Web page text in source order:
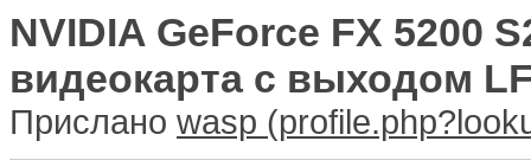
NVIDIA GeForce FX 5200
видеокарта с выходом
Прислано wasp